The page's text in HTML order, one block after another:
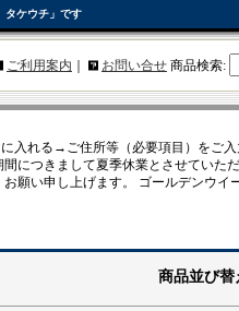
タケウチ」です
ご利用案内 お問い合せ 商品検索:
に入れる→ご住所等（必要項目）をご
につきまして夏季休業とさせていた
お願い申し上げます。 ゴールデ
商品並び替